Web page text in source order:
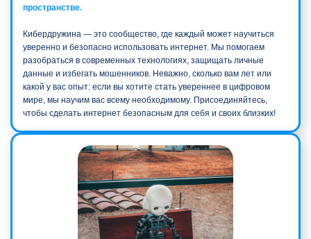
пространстве.
Кибердружина — это сообщество, где каждый может научиться
уверенно и безопасно использовать интернет. Мы помогаем
разобраться в современных технологиях, защищать личные
данные и избегать мошенников. Неважно, сколько вам лет или
какой у вас опыт: если вы хотите стать увереннее в цифровом
мире, мы научим вас всему необходимому. Присоединяйтесь,
чтобы сделать интернет безопасным для себя и своих близких!